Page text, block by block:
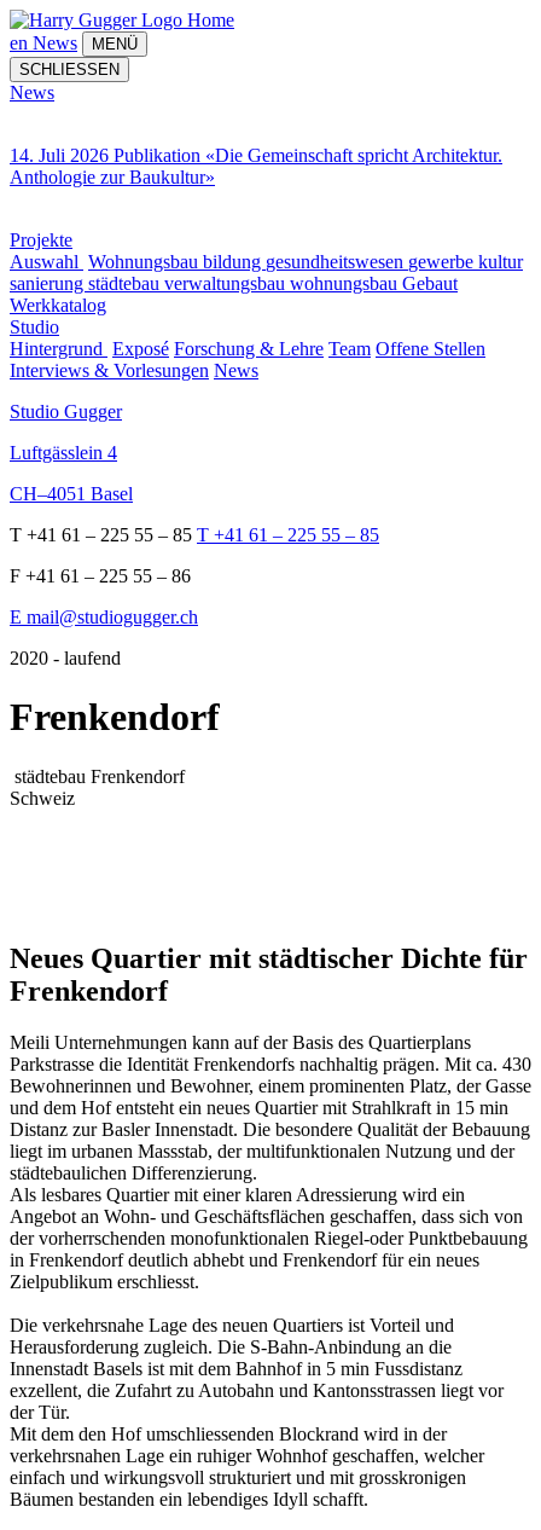
Home
en News
MENÜ
SCHLIESSEN
News
14. Juli 2026 Publikation «Die Gemeinschaft spricht Architektur.
Anthologie zur Baukultur»
Projekte
Auswahl Wohnungsbau bildung gesundheitswesen gewerbe kultur
sanierung städtebau verwaltungsbau wohnungsbau Gebaut
Werkkatalog
Studio
Hintergrund Exposé Forschung & Lehre Team Offene Stellen
Interviews & Vorlesungen News
Studio Gugger
Luftgässlein 4
CH–4051 Basel
T +41 61 – 225 55 – 85 T +41 61 – 225 55 – 85
F +41 61 – 225 55 – 86
E mail@studiogugger.ch
2020 - laufend
Frenkendorf
städtebau Frenkendorf
Schweiz
Neues Quartier mit städtischer Dichte für
Frenkendorf
Meili Unternehmungen kann auf der Basis des Quartierplans
Parkstrasse die Identität Frenkendorfs nachhaltig prägen. Mit ca. 430
Bewohnerinnen und Bewohner, einem prominenten Platz, der Gasse
und dem Hof entsteht ein neues Quartier mit Strahlkraft in 15 min
Distanz zur Basler Innenstadt. Die besondere Qualität der Bebauung
liegt im urbanen Massstab, der multifunktionalen Nutzung und der
städtebaulichen Differenzierung.
Als lesbares Quartier mit einer klaren Adressierung wird ein
Angebot an Wohn- und Geschäftsflächen geschaffen, dass sich von
der vorherrschenden monofunktionalen Riegel-oder Punktbebauung
in Frenkendorf deutlich abhebt und Frenkendorf für ein neues
Zielpublikum erschliesst.
Die verkehrsnahe Lage des neuen Quartiers ist Vorteil und
Herausforderung zugleich. Die S-Bahn-Anbindung an die
Innenstadt Basels ist mit dem Bahnhof in 5 min Fussdistanz
exzellent, die Zufahrt zu Autobahn und Kantonsstrassen liegt vor
der Tür.
Mit dem den Hof umschliessenden Blockrand wird in der
verkehrsnahen Lage ein ruhiger Wohnhof geschaffen, welcher
einfach und wirkungsvoll strukturiert und mit grosskronigen
Bäumen bestanden ein lebendiges Idyll schafft.